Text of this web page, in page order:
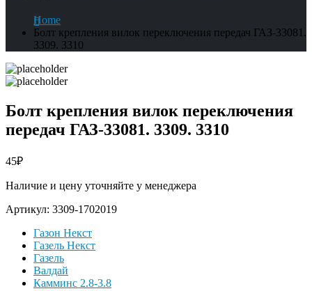
Home
Болт крепления вилок переключения передач ГАЗ-33081.
3309. 3310
Болт крепления вилок переключения
передач ГАЗ-33081. 3309. 3310
45₽
Наличие и цену уточняйте у менеджера
Артикул: 3309-1702019
Газон Некст
Газель Некст
Газель
Валдай
Камминс 2.8-3.8